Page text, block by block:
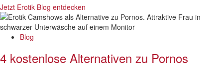
Jetzt Erotik Blog entdecken
Blog
4 kostenlose Alternativen zu Pornos